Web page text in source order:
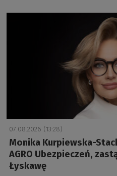
a
07.08.2026 (13:28)
Monika Kurpiewska-
AGRO Ubezpieczeń,
Łyskawę